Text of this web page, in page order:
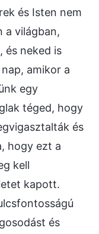
és Isten nem
a világban,
és neked is
amikor a
egy
téged, hogy
és
hogy ezt a
kell
kapott.
és